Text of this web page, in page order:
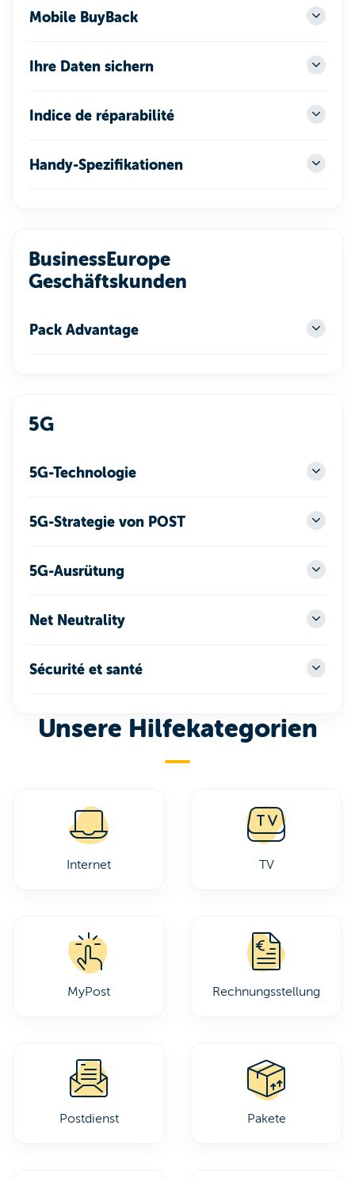
Mobile BuyBack
Ihre Daten sichern
Indice de réparabilité
Handy-Spezifikationen
BusinessEurope
Geschäftskunden
Pack Advantage
5G
5G-Technologie
5G-Strategie von POST
5G-Ausrütung
Net Neutrality
Sécurité et santé
Unsere Hilfekategorien
Internet TV
MyPost Rechnungsstellung
Postdienst Pakete